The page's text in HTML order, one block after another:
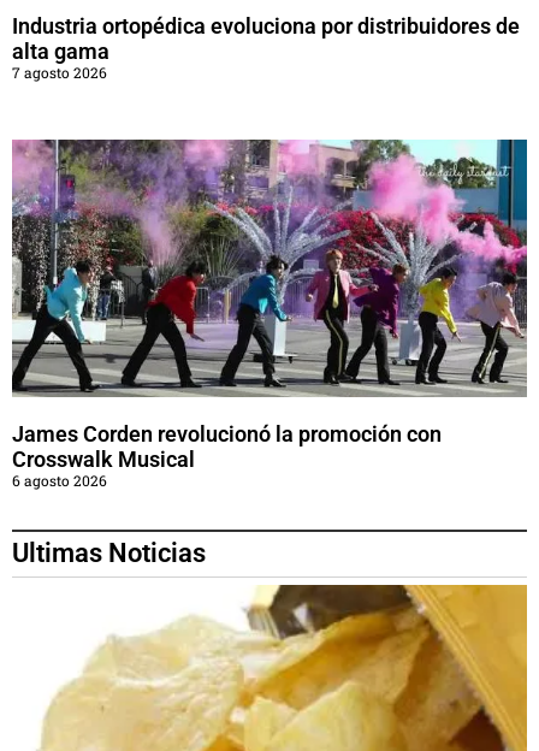
Industria ortopédica evoluciona por distribuidores de
alta gama
7 agosto 2026
James Corden revolucionó la promoción con
Crosswalk Musical
6 agosto 2026
Ultimas Noticias